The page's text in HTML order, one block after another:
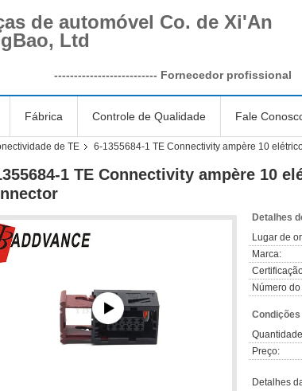
de automóvel Co. de Xi'An
Ltd
-------------------------- Fornecedor profissional
Fábrica Controle de Qualidade Fale
de TE 6-1355684-1 TE Connectivity ampère 10
1 TE Connectivity ampère 10
Detalhes
Lugar de
Marca:
Número
Condições
Preço:
Detalhes